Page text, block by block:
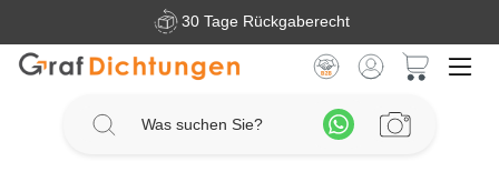
Zum Hauptinhalt springen30 Tage Rückgaberecht